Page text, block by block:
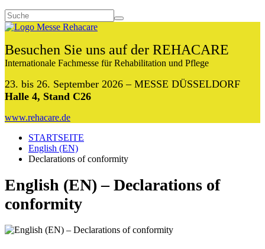
Besuchen Sie uns auf der REHACARE
Internationale Fachmesse für Rehabilitation und Pflege
23. bis 26. September 2026 – MESSE DÜSSELDORF
Halle 4, Stand C26
www.rehacare.de
STARTSEITE
English (EN)
Declarations of conformity
English (EN) – Declarations of
conformity